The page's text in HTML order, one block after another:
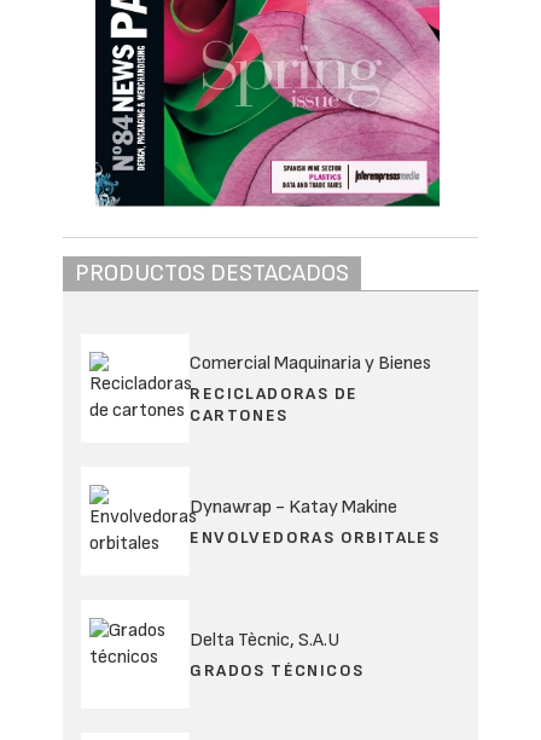
PRODUCTOS DESTACADOS
Comercial Maquinaria y Bienes
RECICLADORAS DE
CARTONES
Dynawrap - Katay Makine
ENVOLVEDORAS ORBITALES
Delta Tècnic, S.A.U
GRADOS TÉCNICOS